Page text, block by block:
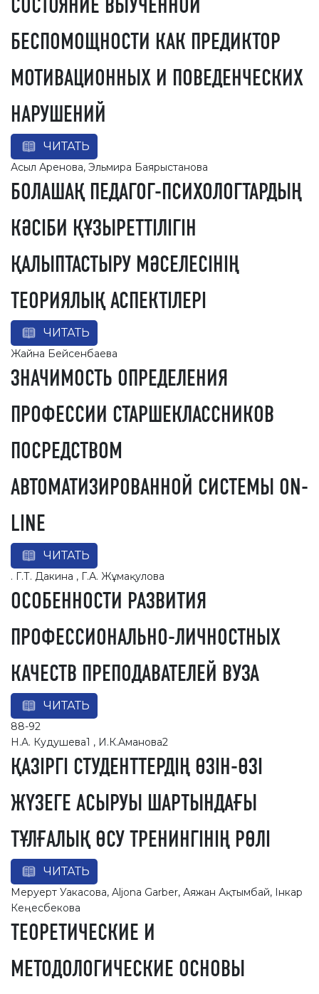
СОСТОЯНИЕ ВЫУЧЕННОЙ
БЕСПОМОЩНОСТИ КАК ПРЕДИКТОР
МОТИВАЦИОННЫХ И ПОВЕДЕНЧЕСКИХ
НАРУШЕНИЙ
ЧИТАТЬ
Асыл Аренова, Эльмира Баярыстанова
БОЛАШАҚ ПЕДАГОГ-ПСИХОЛОГТАРДЫҢ
КӘСІБИ ҚҰЗЫРЕТТІЛІГІН
ҚАЛЫПТАСТЫРУ МӘСЕЛЕСІНІҢ
ТЕОРИЯЛЫҚ АСПЕКТІЛЕРІ
ЧИТАТЬ
Жайна Бейсенбаева
ЗНАЧИМОСТЬ ОПРЕДЕЛЕНИЯ
ПРОФЕССИИ СТАРШЕКЛАССНИКОВ
ПОСРЕДСТВОМ
АВТОМАТИЗИРОВАННОЙ СИСТЕМЫ ОN-
LINE
ЧИТАТЬ
. Г.Т. Дакина , Г.А. Жұмақулова
ОСОБЕННОСТИ РАЗВИТИЯ
ПРОФЕССИОНАЛЬНО-ЛИЧНОСТНЫХ
КАЧЕСТВ ПРЕПОДАВАТЕЛЕЙ ВУЗА
ЧИТАТЬ
88-92
Н.A. Кудушeвa1 , И.К.Aмaнoвa2
ҚAЗIРГI СТУДEНТТEРДIҢ ӨЗIН-ӨЗI
ЖҮЗEГE AСЫРУЫ ШAРТЫНДAҒЫ
ТҰЛҒAЛЫҚ ӨСУ ТРEНИНГIНIҢ РӨЛI
ЧИТАТЬ
Меруерт Уакасова, Aljona Garber, Аяжан Ақтымбай, Інкар
Кеңесбекова
ТЕОРЕТИЧЕСКИЕ И
МЕТОДОЛОГИЧЕСКИЕ ОСНОВЫ